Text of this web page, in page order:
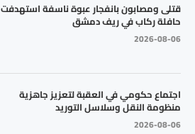
قتلى ومصابون بانفجار عبوة ناسفة استهدفت
حافلة ركاب في ريف دمشق
2026-08-06
اجتماع حكومي في العقبة لتعزيز جاهزية
منظومة النقل وسلاسل التوريد
2026-08-06